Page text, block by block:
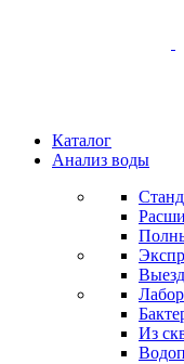
Каталог
Анализ воды
Из